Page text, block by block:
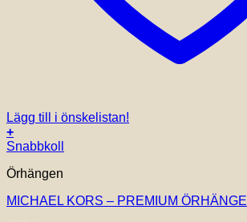
Lägg till i önskelistan!
+
Snabbkoll
Örhängen
MICHAEL KORS – PREMIUM ÖRHÄNGE